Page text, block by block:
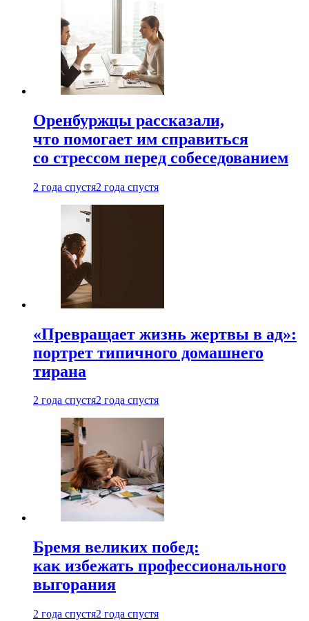
Оренбуржцы рассказали,
что помогает им справиться
со стрессом перед собеседованием
2 года спустя2 года спустя
«Превращает жизнь жертвы в ад»:
портрет типичного домашнего
тирана
2 года спустя2 года спустя
Бремя великих побед:
как избежать профессионального
выгорания
2 года спустя2 года спустя